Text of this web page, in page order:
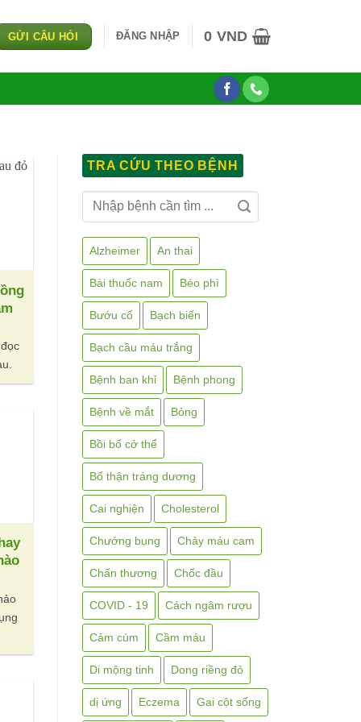
GỬI CÂU HỎI ĐĂNG NHẬP 0 VND
TRA CỨU THEO BỆNH
Alzheimer An thai
Bài thuốc nam Béo phì
Bướu cổ Bạch biến
Bạch cầu máu trắng
Bệnh ban khỉ Bệnh phong
Bệnh về mắt Bỏng
Bồi bổ cở thể
Bổ thận tráng dương
Cai nghiện Cholesterol
Chướng bụng Chảy máu cam
Chấn thương Chốc đầu
COVID - 19 Cách ngâm rượu
Cảm cúm Cầm máu
Di mộng tinh Dong riềng đỏ
dị ứng Eczema Gai cột sống